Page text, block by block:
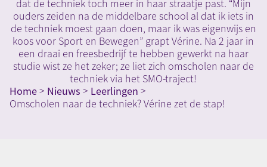
Home> Nieuws > Leerlingen >
Omscholen naar de techniek? Vérine zet de stap!
dat de techniek toch meer in haar straatje past. “Mijn
ouders zeiden na de middelbare school al dat ik iets in
de techniek moest gaan doen, maar ik was eigenwijs en
koos voor Sport en Bewegen” grapt Vérine. Na 2 jaar in
een draai en freesbedrijf te hebben gewerkt na haar
studie wist ze het zeker; ze liet zich omscholen naar de
techniek via het SMO-traject!